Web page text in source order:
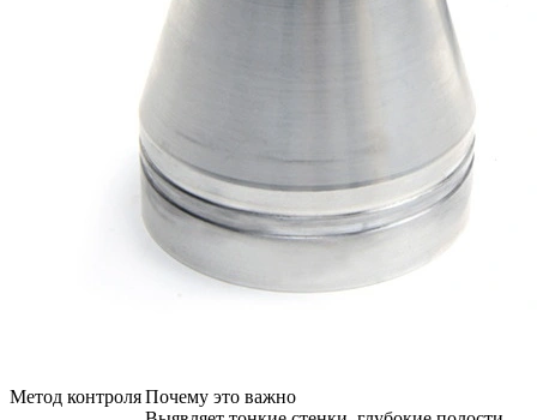
Метод контроляПочему это важно